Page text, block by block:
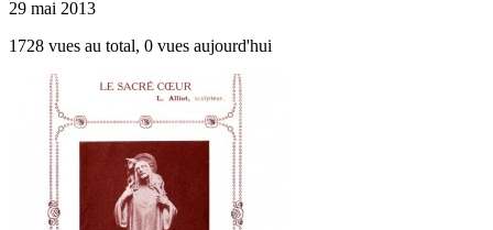
29 mai 2013
1728 vues au total, 0 vues aujourd'hui